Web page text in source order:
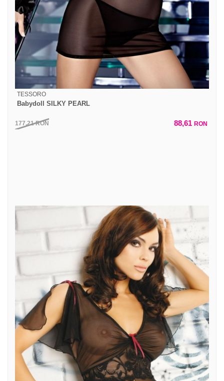
TESSORO
Babydoll SILKY PEARL
177,21RON 88,61 RON